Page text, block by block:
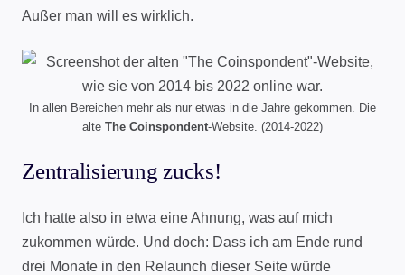
Außer man will es wirklich.
In allen Bereichen mehr als nur etwas in die Jahre gekommen. Die
alte The Coinspondent-Website. (2014-2022)
Zentralisierung zucks!
Ich hatte also in etwa eine Ahnung, was auf mich
zukommen würde. Und doch: Dass ich am Ende rund
drei Monate in den Relaunch dieser Seite würde